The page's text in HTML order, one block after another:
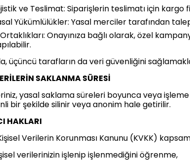
ve Teslimat: Siparişlerin teslimatı için
Yükümlülükler: Yasal merciler tarafından
Onayınıza bağlı olarak, özel
üçüncü tarafların da veri güvenliğini
SAKLANMA SÜRESİ
yasal saklama süreleri boyunca veya
bir şekilde silinir veya anonim hale getirilir.
HAKLARI
Verilerin Korunması Kanunu (KVKK)
verilerinizin işlenip işlenmediğini öğrenme,